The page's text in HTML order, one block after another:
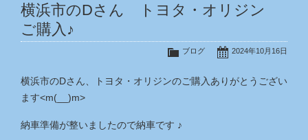
横浜市のDさん トヨタ・オリジン
ご購入♪
2024年10月16日
ブログ
横浜市のDさん、トヨタ・オリジンのご購入ありがとうござい
ます<m(__)m>
納車準備が整いましたので納車です ♪